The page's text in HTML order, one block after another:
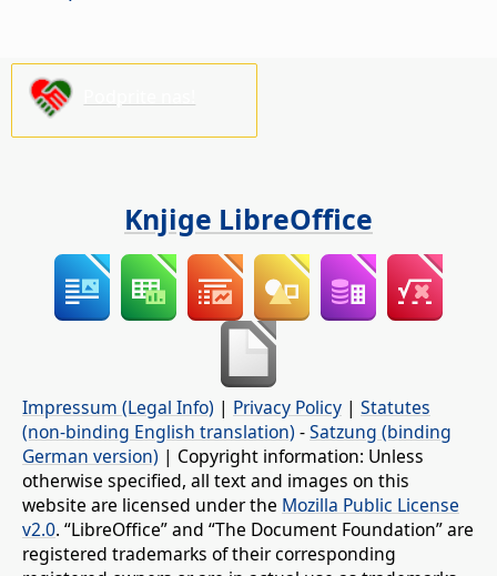
Knjige LibreOffice
Impressum (Legal Info) | Privacy Policy | Statutes
(non-binding English translation) -Satzung (binding
German version) | Copyright information: Unless
otherwise specified, all text and images on this
website are licensed under the Mozilla Public License
v2.0. “LibreOffice” and “The Document Foundation” are
registered trademarks of their corresponding